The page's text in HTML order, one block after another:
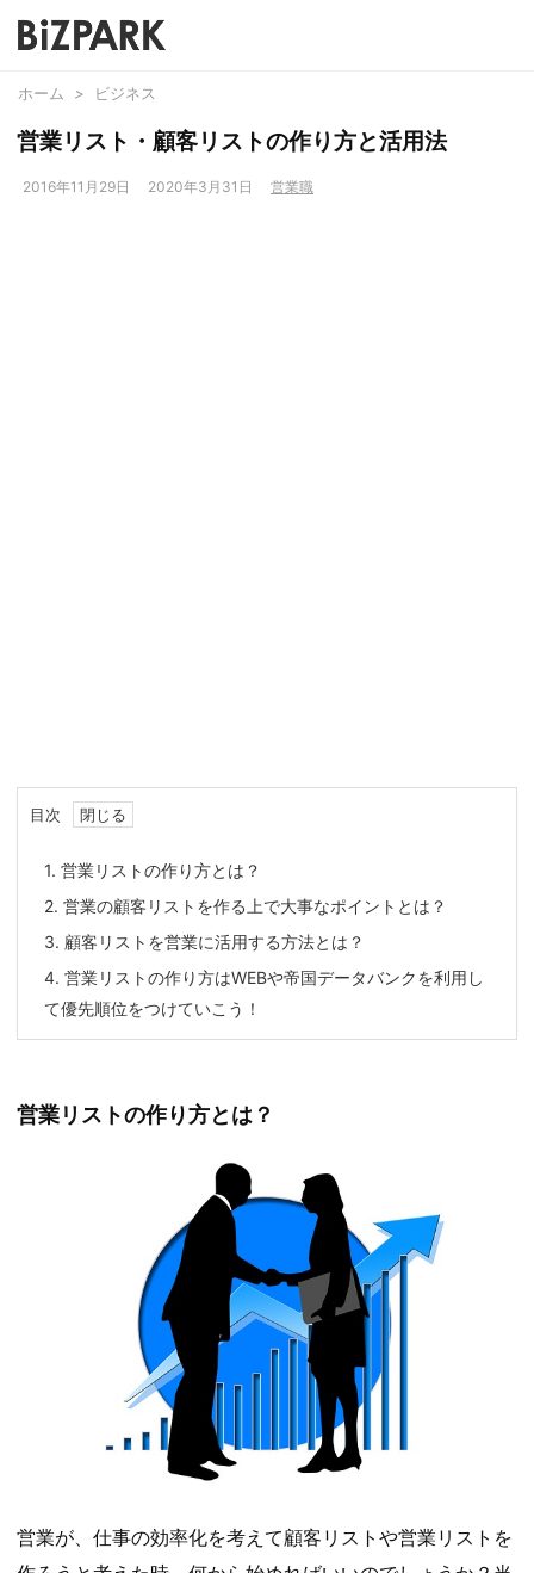
ホーム > ビジネス
営業リスト・顧客リストの作り方と活用法
2016年11月29日 2020年3月31日 営業職
目次
1. 営業リストの作り方とは？
2. 営業の顧客リストを作る上で大事なポイントとは？
3. 顧客リストを営業に活用する方法とは？
4. 営業リストの作り方はWEBや帝国データバンクを利用し
て優先順位をつけていこう！
営業リストの作り方とは？
営業が、仕事の効率化を考えて顧客リストや営業リストを